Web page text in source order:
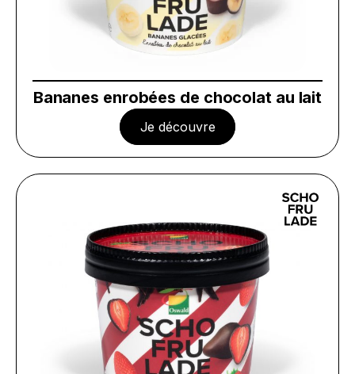
Bananes enrobées de chocolat au lait
Je découvre